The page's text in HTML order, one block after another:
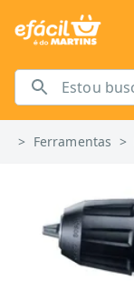
> Ferramentas >